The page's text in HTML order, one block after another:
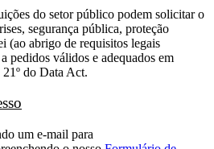
do setor público podem solicitar o
segurança pública, proteção
(ao abrigo de requisitos legais
pedidos válidos e adequados em
do Data Act.
um e-mail para